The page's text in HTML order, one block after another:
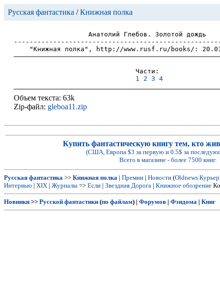
Русская фантастика /Книжная полка
Анатолий Глебов. Золотой дождь
Части:
1
2 3 4
Объем текста: 63k
Zip-файл: gleboa11.zip
Купить фантастическую книгу тем, кто
(США, Европа $3 за первую и 0.5$ за
Всего в магазине - более 7500 книг.
Русская фантастика >> Книжная полка | Премии | Новости (Oldnews Курьер
Интервью | XIX | Журналы => Если | Звездная Дорога | Книжное обозрение
Новинки >> Русской фантастики (по файлам) | Форумов | Фэндома | Книг